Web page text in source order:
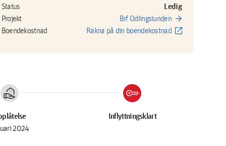
Status Ledig
Projekt Brf Odlingslunden arrow_forward
Boendekostnad Räkna på din boendekostnad open_in_new
real_estate_agent
2024
key
Inflyttningsklart